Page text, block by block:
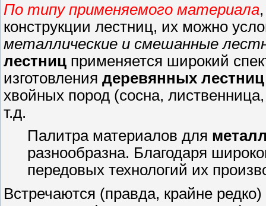
По типу применяемого материала
конструкции лестниц, их можно
металлические и смешанные
лестниц применяется широкий
изготовления деревянных лестниц
хвойных пород (сосна,
т.д.
Палитра материалов для
разнообразна. Благодаря
передовых технологий их
Встречаются (правда, крайне